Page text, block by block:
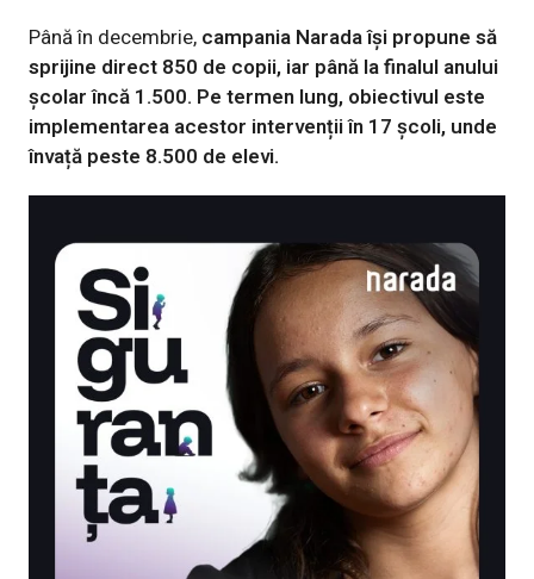
Până în decembrie, campania Narada își propune să
sprijine direct 850 de copii, iar până la finalul anului
școlar încă 1.500. Pe termen lung, obiectivul este
implementarea acestor intervenții în 17 școli, unde
învață peste 8.500 de elevi.